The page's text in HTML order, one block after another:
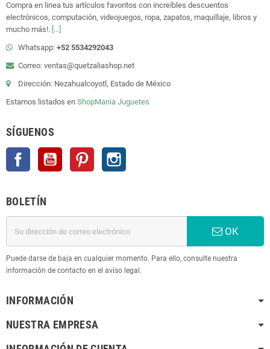
Compra en linea tus artículos favoritos con increíbles descuentos
electrónicos, computación, videojuegos, ropa, zapatos, maquillaje, libros y
mucho más!. [...]
Whatsapp: +52 5534292043
Correo: ventas@quetzaliashop.net
Dirección: Nezahualcoyotl, Estado de México
Estamos listados en ShopMania Juguetes
SÍGUENOS
Facebook YouTube Pinterest
BOLETÍN
OK
Puede darse de baja en cualquier momento. Para ello, consulte nuestra
información de contacto en el aviso legal.
INFORMACIÓN
NUESTRA EMPRESA